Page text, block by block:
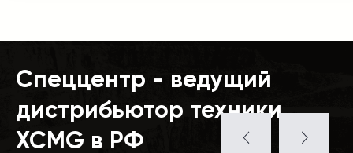
Спеццентр - ведущий
дистрибьютор техники
XCMG в РФ